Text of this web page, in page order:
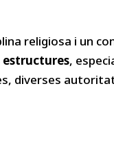
religiosa i un
estructures,
diverses